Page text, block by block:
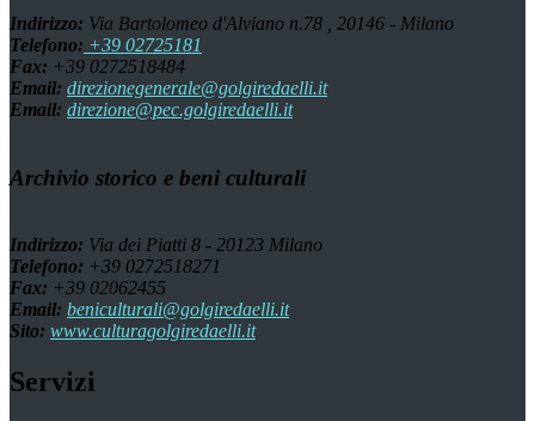
Indirizzo: Via Bartolomeo d'Alviano n.78 , 20146 - Milano
Telefono: +39 02725181
Fax: +39 0272518484
Email: direzionegenerale@golgiredaelli.it
Email: direzione@pec.golgiredaelli.it
Archivio storico e beni culturali
Indirizzo: Via dei Piatti 8 - 20123 Milano
Telefono: +39 0272518271
Fax: +39 02062455
Email: beniculturali@golgiredaelli.it
Sito: www.culturagolgiredaelli.it
Servizi